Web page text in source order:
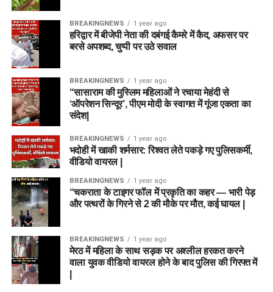
BREAKINGNEWS 1 year ago
हरिद्वार में बीजेपी नेता की दबंगई कैमरे में कैद, अफसर पर
बरसे अपशब्द, चुप्पी पर उठे सवाल
BREAKINGNEWS 1 year ago
“सासाराम की मुस्लिम महिलाओं ने रचाया मेहंदी से
‘ऑपरेशन सिन्दूर’, पीएम मोदी के स्वागत में गूंजा एकता का
संदेश|
BREAKINGNEWS 1 year ago
भदोही में खाकी शर्मसार: रिश्वत लेते पकड़े गए पुलिसकर्मी,
वीडियो वायरल |
BREAKINGNEWS 1 year ago
“चकराता के टाइगर फॉल में प्रकृति का कहर — भारी पेड़
और पत्थरों के गिरने से 2 की मौके पर मौत, कई घायल |
BREAKINGNEWS 1 year ago
मेरठ में महिला के साथ सड़क पर अश्लील हरकत करने
वाला युवक वीडियो वायरल होने के बाद पुलिस की गिरफ्त में